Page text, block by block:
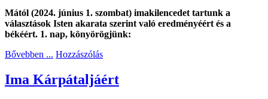
Mától (2024. június 1. szombat) imakilencedet tartunk a
választások Isten akarata szerint való eredményéért és a
békéért. 1. nap, könyörögjünk:
Bővebben ... Hozzászólás
Ima Kárpátaljáért